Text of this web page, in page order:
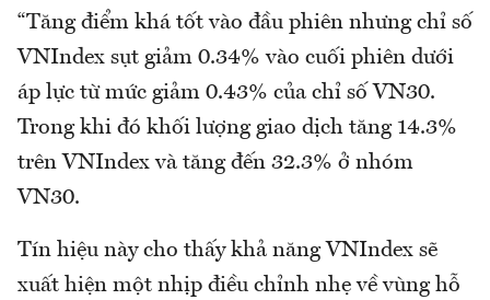
“Tăng điểm khá tốt vào đầu phiên nhưng chỉ số
VNIndex sụt giảm 0.34% vào cuối phiên dưới
áp lực từ mức giảm 0.43% của chỉ số VN30.
Trong khi đó khối lượng giao dịch tăng 14.3%
trên VNIndex và tăng đến 32.3% ở nhóm
VN30.
Tín hiệu này cho thấy khả năng VNIndex sẽ
xuất hiện một nhịp điều chỉnh nhẹ về vùng hỗ